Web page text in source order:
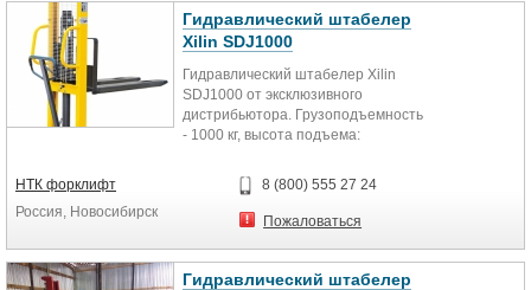
загрузке машин на мелкооптовых
складах, когда покупка более
функционального
электроштабелера экономически
нецелесообразна.
Грузоподъемность от 500 кг
Гидравлический штабелер
Xilin SDJ1000
Гидравлический штабелер Xilin
SDJ1000 от эксклюзивного
дистрибьютора. Грузоподъемность
- 1000 кг, высота подъема:
Крепкая конструкция стального
профиля. Экономичная машина,
способная выполнять задачи
стеллажей. Достаточно прочный и
НТК форклифт
Россия, Новосибирск
8 (800) 555 27 24
Пожаловаться
Гидравлический штабелер